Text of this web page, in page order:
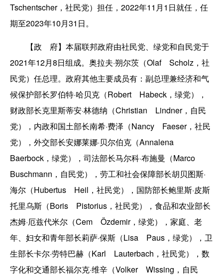
Tschentscher，社民党）担任，2022年11月1日就任，任
期至2023年10月31日。
【政 府】本届联邦政府由社民党、绿党和自民党于
2021年12月8日组成。奥拉夫·朔尔茨（Olaf Scholz，社
民党）任总理。政府其他主要成员有：副总理兼经济和气
候保护部长罗伯特·哈贝克（Robert Habeck，绿党），
财政部长克里斯蒂安·林德纳（Christian Lindner，自民
党），内政和国土部长南希·费泽（Nancy Faeser，社民
党），外交部长安娜莱娜·贝尔伯克（Annalena
Baerbock，绿党），司法部长马尔科·布施曼（Marco
Buschmann，自民党），劳工和社会保障部长胡贝图斯·
海尔（Hubertus Heil，社民党），国防部长鲍里斯·皮斯
托里乌斯（Boris Pistorius，社民党），食品和农业部长
杰姆·厄兹代米尔（Cem Özdemir，绿党），家庭、老
年、妇女和青年部长莉萨·保斯（Lisa Paus，绿党），卫
生部长卡尔·劳特巴赫（Karl Lauterbach，社民党），数
字化和交通部长福尔克·维辛（Volker Wissing，自民